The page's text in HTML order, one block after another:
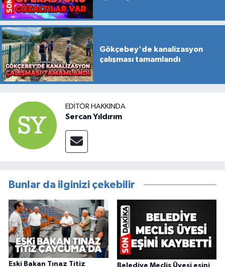
Gökçebey'de kanalizasyon
çalışması tamamlandı
EDITÖR HAKKINDA
Sercan Yıldırım
Bunlar da ilginizi çekebilir
Eski Bakan Tınaz Titiz
Belediye Meclis Üyesi eşini